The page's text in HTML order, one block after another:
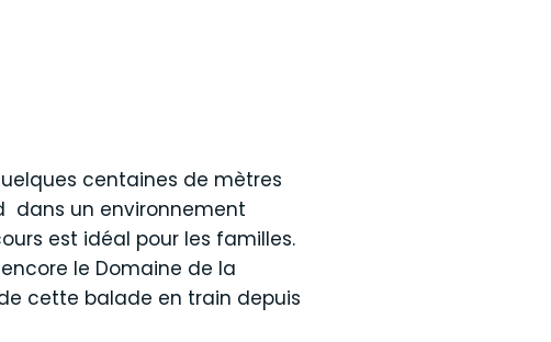
centaines de mètres
dans un environnement
est idéal pour les familles.
le Domaine de la
cette balade en train depuis